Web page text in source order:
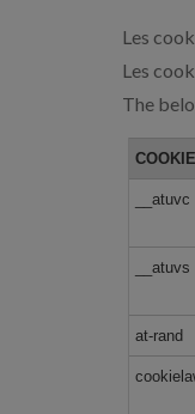
Les
Les
The
COOKIE
__atuvc
__atuvs
at-rand